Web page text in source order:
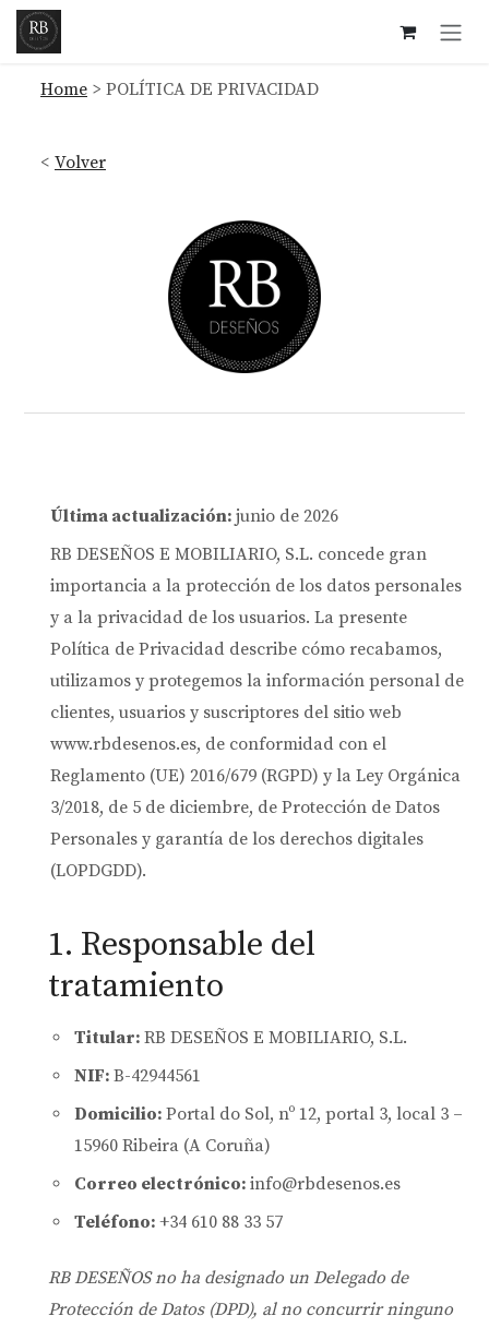
Ir al contenido
Home > POLÍTICA DE PRIVACIDAD
< Volver
Última actualización: junio de 2026
RB DESEÑOS E MOBILIARIO, S.L. concede gran
importancia a la protección de los datos personales
y a la privacidad de los usuarios. La presente
Política de Privacidad describe cómo recabamos,
utilizamos y protegemos la información personal de
clientes, usuarios y suscriptores del sitio web
www.rbdesenos.es, de conformidad con el
Reglamento (UE) 2016/679 (RGPD) y la Ley Orgánica
3/2018, de 5 de diciembre, de Protección de Datos
Personales y garantía de los derechos digitales
(LOPDGDD).
1. Responsable del
tratamiento
Titular: RB DESEÑOS E MOBILIARIO, S.L.
NIF: B-42944561
Domicilio: Portal do Sol, nº 12, portal 3, local 3 –
15960 Ribeira (A Coruña)
Correo electrónico: info@rbdesenos.es
Teléfono: +34 610 88 33 57
RB DESEÑOS no ha designado un Delegado de
Protección de Datos (DPD), al no concurrir ninguno